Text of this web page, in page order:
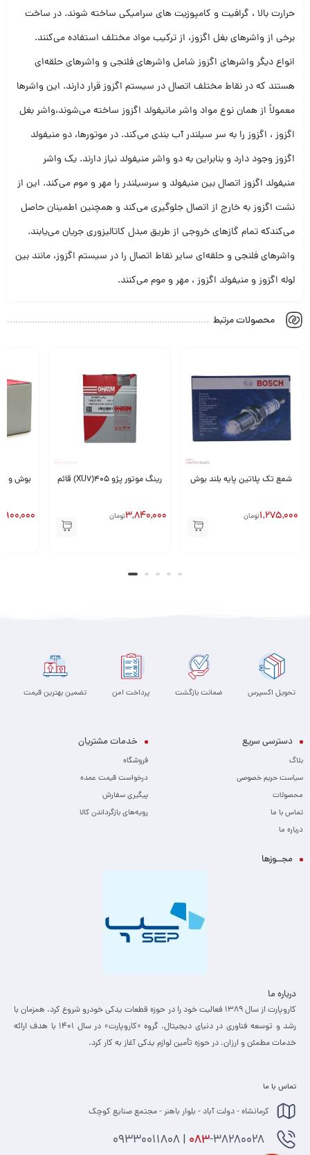
حرارت بالا ، گرافیت و کامپوزیت های سرامیکی ساخته شوند. در ساخت
برخی از واشرهای بغل اگزوز، از ترکیب مواد مختلف استفاده می‌کنند.
انواع دیگر واشرهای اگزوز شامل واشرهای فلنجی و واشرهای حلقه‌ای
هستند که در نقاط مختلف اتصال در سیستم اگزوز قرار دارند. این واشرها
معمولاً از همان نوع مواد واشر مانیفولد اگزوز ساخته می‌شوند،واشر بغل
اگزوز ، اگزوز را به سر سیلندر آب بندی می‌کند. در موتورها، دو منیفولد
اگزوز وجود دارد و بنابراین به دو واشر منیفولد نیاز دارند. یک واشر
منیفولد اگزوز اتصال بین منیفولد و سرسیلندر را مهر و موم می‌کند. این از
نشت اگزوز به خارج از اتصال جلوگیری می‌کند و همچنین اطمینان حاصل
می‌کند‌که تمام گازهای خروجی از طریق مبدل کاتالیزوری جریان می‌یابند.
واشرهای فلنجی و حلقه‌ای سایر نقاط اتصال را در سیستم اگزوز، مانند بین
لوله اگزوز و منیفولد اگزوز ، مهر و موم می‌کنند.
محصولات مرتبط
شمع تک پلاتین پایه بلند بوش
1,275,000تومان
رینگ موتور پژو 405(XU7) قائم
3,840,000تومان
تحویل اکسپرس ضمانت بازگشت پرداخت امن تضمین بهترین قیمت
دسترسی سریع
بلاگ
سیاست حریم خصوصی
محصولات
تماس با ما
درباره ما
خدمات مشتریان
فروشگاه
درخواست قیمت عمده
پیگیری سفارش
رویه‌های بازگرداندن کالا
مجــوزها
درباره ما
کاروپارت از سال ۱۳۸۹ فعالیت خود را در حوزه قطعات یدکی خودرو شروع کرد. همزمان با
رشد و توسعه فناوری در دنیای دیجیتال، گروه «کاروپارت» در سال ۱۴۰۱ با هدف ارائه
خدمات مطمئن و ارزان، ­در حوزه تأمین لوازم یدکی آغاز به کار کرد.
تماس با ما
کرمانشاه - دولت آباد - بلوار باهنر - مجتمع صنایع کوچک
-38280028 | 09330011808